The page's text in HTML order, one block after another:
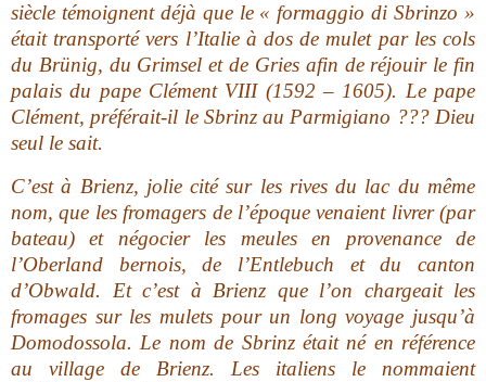
siècle témoignent déjà que le « formaggio di Sbrinzo »
était transporté vers l’Italie à dos de mulet par les cols
du Brünig, du Grimsel et de Gries afin de réjouir le fin
palais du pape Clément VIII (1592 – 1605). Le pape
Clément, préférait-il le Sbrinz au Parmigiano ??? Dieu
seul le sait.
C’est à Brienz, jolie cité sur les rives du lac du même
nom, que les fromagers de l’époque venaient livrer (par
bateau) et négocier les meules en provenance de
l’Oberland bernois, de l’Entlebuch et du canton
d’Obwald. Et c’est à Brienz que l’on chargeait les
fromages sur les mulets pour un long voyage jusqu’à
Domodossola. Le nom de Sbrinz était né en référence
au village de Brienz. Les italiens le nommaient